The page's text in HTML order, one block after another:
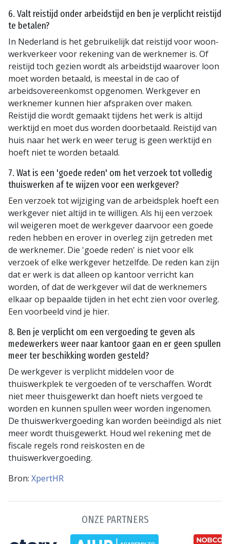
6. Valt reistijd onder arbeidstijd en ben je verplicht reistijd
te betalen?
In Nederland is het gebruikelijk dat reistijd voor woon-
werkverkeer voor rekening van de werknemer is. Of
reistijd toch gezien wordt als arbeidstijd waarover loon
moet worden betaald, is meestal in de cao of
arbeidsovereenkomst opgenomen. Werkgever en
werknemer kunnen hier afspraken over maken.
Reistijd die wordt gemaakt tijdens het werk is altijd
werktijd en moet dus worden doorbetaald. Reistijd van
huis naar het werk en weer terug is geen werktijd en
hoeft niet te worden betaald.
7. Wat is een 'goede reden' om het verzoek tot volledig
thuiswerken af te wijzen voor een werkgever?
Een verzoek tot wijziging van de arbeidsplek hoeft een
werkgever niet altijd in te willigen. Als hij een verzoek
wil weigeren moet de werkgever daarvoor een goede
reden hebben en erover in overleg zijn getreden met
de werknemer. Die 'goede reden' is niet voor elk
verzoek of elke werkgever hetzelfde. De reden kan zijn
dat er werk is dat alleen op kantoor verricht kan
worden, of dat de werkgever wil dat de werknemers
elkaar op bepaalde tijden in het echt zien voor overleg.
Een voorbeeld vind je hier.
8. Ben je verplicht om een vergoeding te geven als
medewerkers weer naar kantoor gaan en er geen spullen
meer ter beschikking worden gesteld?
De werkgever is verplicht middelen voor de
thuiswerkplek te vergoeden of te verschaffen. Wordt
niet meer thuisgewerkt dan hoeft niets vergoed te
worden en kunnen spullen weer worden ingenomen.
De thuiswerkvergoeding kan worden beëindigd als niet
meer wordt thuisgewerkt. Houd wel rekening met de
fiscale regels rond reiskosten en de
thuiswerkvergoeding.
Bron: XpertHR
ONZE PARTNERS